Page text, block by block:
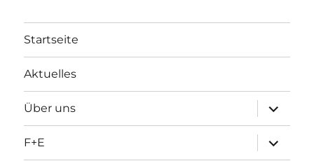
Startseite
Aktuelles
Über uns
öffnen
F+E
öffnen